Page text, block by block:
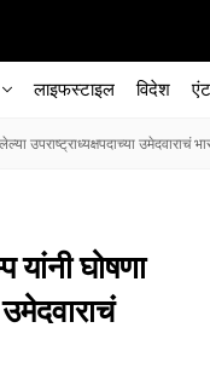
लाइफस्टाइल विदेश
उपराष्ट्राध्यक्षपदाच्या उमेदवाराचं
घोषणा